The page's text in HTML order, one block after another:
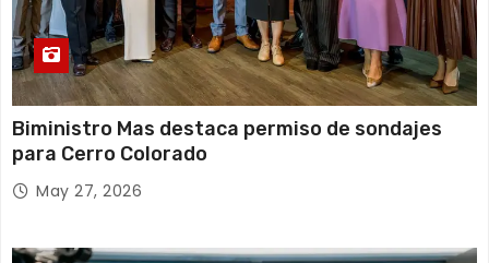
Biministro Mas destaca permiso de sondajes
para Cerro Colorado
May 27, 2026